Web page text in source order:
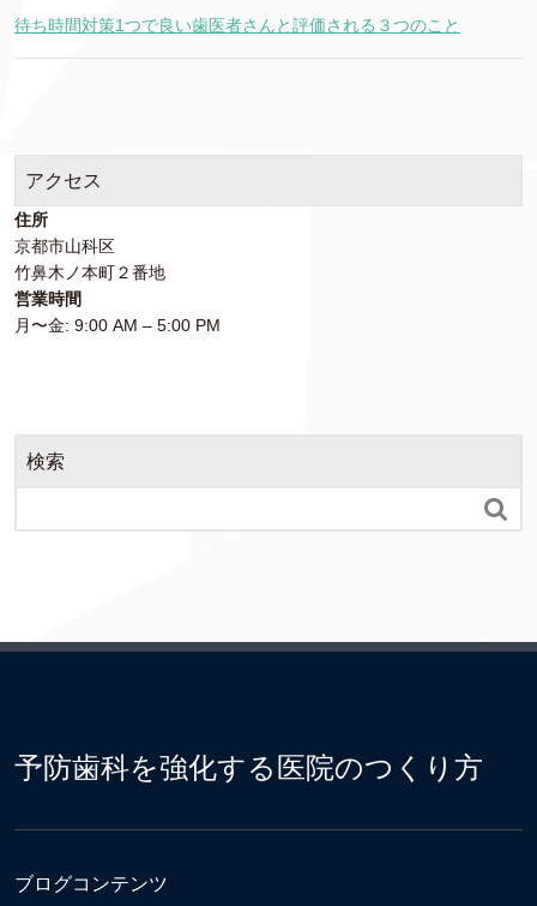
待ち時間対策1つで良い歯医者さんと評価される３つのこと
アクセス
住所
京都市山科区
竹鼻木ノ本町２番地
営業時間
月〜金: 9:00 AM – 5:00 PM
検索

予防歯科を強化する医院のつくり方
ブログコンテンツ